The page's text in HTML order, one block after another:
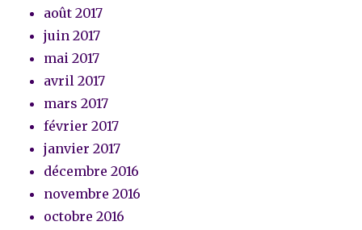
août 2017
juin 2017
mai 2017
avril 2017
mars 2017
février 2017
janvier 2017
décembre 2016
novembre 2016
octobre 2016